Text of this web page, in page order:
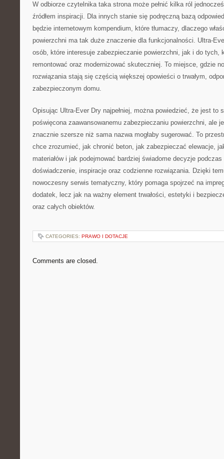
W odbiorze czytelnika taka strona może pełnić kilka ról
źródłem inspiracji. Dla innych stanie się podręczną bazą
będzie internetowym kompendium, które tłumaczy, dlaczego
powierzchni ma tak duże znaczenie dla funkcjonalności. Ultra-
osób, które interesuje zabezpieczanie powierzchni, jak i do tych,
remontować oraz modernizować skuteczniej. To miejsce, gdzie
rozwiązania stają się częścią większej opowieści o trwałym,
zabezpieczonym domu.
Opisując Ultra-Ever Dry najpełniej, można powiedzieć, że jest to
poświęcona zaawansowanemu zabezpieczaniu powierzchni, ale
znacznie szersze niż sama nazwa mogłaby sugerować. To
chce zrozumieć, jak chronić beton, jak zabezpieczać elewacje,
materiałów i jak podejmować bardziej świadome decyzje
doświadczenie, inspiracje oraz codzienne rozwiązania. Dzięki
nowoczesny serwis tematyczny, który pomaga spojrzeć na
dodatek, lecz jak na ważny element trwałości, estetyki i
oraz całych obiektów.
CATEGORIES: PRAWO I DOTACJE
Comments are closed.